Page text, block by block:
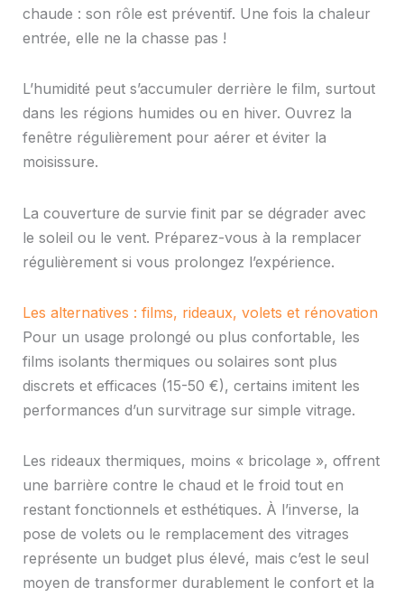
chaude : son rôle est préventif. Une fois la chaleur
entrée, elle ne la chasse pas !
L’humidité peut s’accumuler derrière le film, surtout
dans les régions humides ou en hiver. Ouvrez la
fenêtre régulièrement pour aérer et éviter la
moisissure.
La couverture de survie finit par se dégrader avec
le soleil ou le vent. Préparez-vous à la remplacer
régulièrement si vous prolongez l’expérience.
Les alternatives : films, rideaux, volets et rénovation
Pour un usage prolongé ou plus confortable, les
films isolants thermiques ou solaires sont plus
discrets et efficaces (15-50 €), certains imitent les
performances d’un survitrage sur simple vitrage.
Les rideaux thermiques, moins « bricolage », offrent
une barrière contre le chaud et le froid tout en
restant fonctionnels et esthétiques. À l’inverse, la
pose de volets ou le remplacement des vitrages
représente un budget plus élevé, mais c’est le seul
moyen de transformer durablement le confort et la